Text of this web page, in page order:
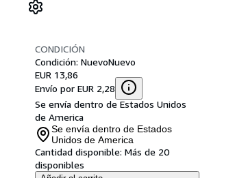
CONDICIÓN
Condición: NuevoNuevo
EUR 13,86
Envío por EUR 2,28
Se envía dentro de Estados Unidos
de America
Se envía dentro de Estados
Unidos de America
Cantidad disponible: Más de 20
disponibles